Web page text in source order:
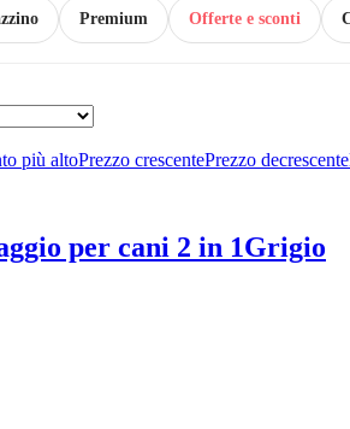
Offerte e sconti
Premium
più altoPrezzo crescentePrezzo decrescente
per cani 2 in 1Grigio